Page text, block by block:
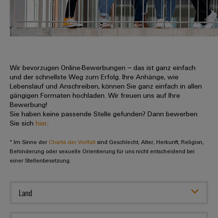
erlebbar
werden.
Datencenter
Produkte
für
Rechenzentren
–
effizient,
zuverlässig,
skalierbar
Energiespeicher
Lösungen
und
Anschlusstechnologie
DC-
u-
OS
Edge
Computing
Industrial
5G
Single
Leiterplattenklemmen
Gehäusesysteme
komponenten
Kabeleinführungssysteme
und
-
komponenten
Anschlussleitungen,
Patchkabel
Fast
Delivery
Beratung
und
digitale
Planung
easyConnect
-
Ihre
uns
Promotionfahrzeug
Distribution
Info
für
unsere
Partner
Vertrieb
Weidmüller
Zahlen
Unser
Vorstand
Nachhaltigkeit
Academy
People
Karriere
Stellen
für
Berufserfahrene
Für
Studierende
Werkstudententätigkeiten
Praktika
Abschlussarbeiten
Wir bevorzugen Online-Bewerbungen – das ist ganz einfach
und der schnellste Weg zum Erfolg. Ihre Anhänge, wie
Lebenslauf und Anschreiben, können Sie ganz einfach in allen
gängigen Formaten hochladen. Wir freuen uns auf Ihre
Bewerbung!
Sie haben keine passende Stelle gefunden? Dann bewerben
Sie sichhier
* Im Sinne der Charta der Vielfalt sind Geschlecht, Alter, Herkunft, Religion,
Behinderung oder sexuelle Orientierung für uns nicht entscheidend bei
einer Stellenbesetzung.
Land